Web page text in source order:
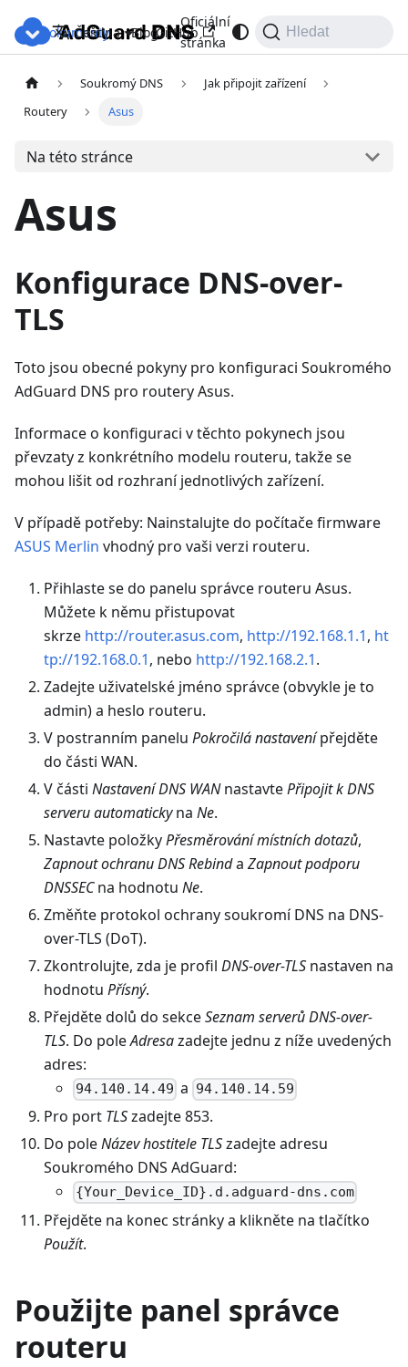
Dokumenty Blog
Oficiální
stránka
Čeština GitHub Hledat
Soukromý DNS
Jak připojit zařízení
Routery
Asus
Na této stránce
Asus
Konfigurace DNS-over-
TLS
Toto jsou obecné pokyny pro konfiguraci Soukromého
AdGuard DNS pro routery Asus.
Informace o konfiguraci v těchto pokynech jsou
převzaty z konkrétního modelu routeru, takže se
mohou lišit od rozhraní jednotlivých zařízení.
V případě potřeby: Nainstalujte do počítače firmware
ASUS Merlin vhodný pro vaši verzi routeru.
Přihlaste se do panelu správce routeru Asus.
Můžete k němu přistupovat
skrze http://router.asus.com, http://192.168.1.1, ht
tp://192.168.0.1, nebo http://192.168.2.1.
Zadejte uživatelské jméno správce (obvykle je to
admin) a heslo routeru.
V postranním panelu Pokročilá nastavenípřejděte
do části WAN.
V části Nastavení DNS WANnastavtePřipojit k DNS
serveru automatickyna Ne.
Nastavte položkyPřesměrování místních dotazů,
Zapnout ochranu DNS Rebinda Zapnout podporu
DNSSECna hodnotu Ne.
Změňte protokol ochrany soukromí DNS na DNS-
over-TLS (DoT).
Zkontrolujte, zda je profil DNS-over-TLS nastaven na
hodnotu Přísný.
Přejděte dolů do sekceSeznam serverů DNS-over-
TLS. Do poleAdresazadejte jednu z níže uvedených
adres:
94.140.14.49 a 94.140.14.59
Pro port TLSzadejte 853.
Do poleNázev hostitele TLSzadejte adresu
Soukromého DNS AdGuard:
{Your_Device_ID}.d.adguard-dns.com
Přejděte na konec stránky a klikněte na tlačítko
Použít.
Použijte panel správce
routeru